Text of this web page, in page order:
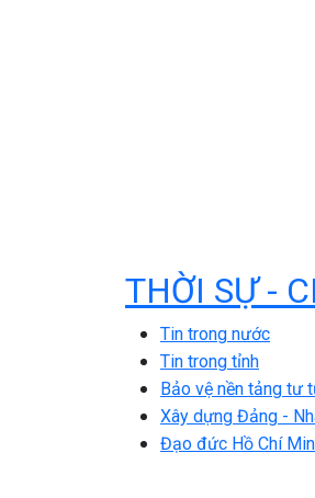
THỜI SỰ -
Tin trong nước
Tin trong tỉnh
Bảo vệ nền tảng tư
Xây dựng Đảng -
Đạo đức Hồ Chí